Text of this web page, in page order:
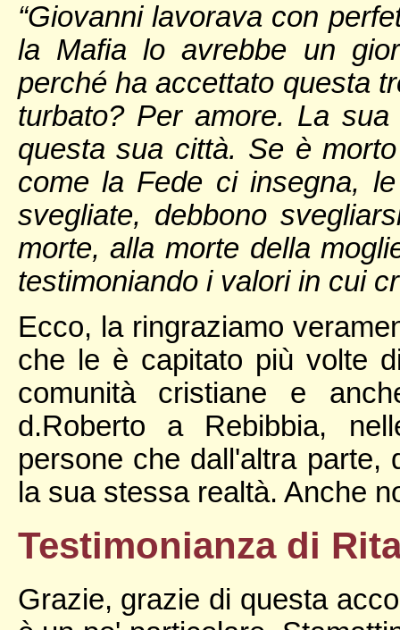
“Giovanni lavorava con
la Mafia lo avrebbe un
perché ha accettato questa
turbato? Per amore. La
questa sua città. Se è
come la Fede ci insegna,
svegliate, debbono
morte, alla morte della
testimoniando i valori in cui
Ecco, la ringraziamo
che le è capitato più volte
comunità cristiane e
d.Roberto a Rebibbia,
persone che dall'altra parte,
la sua stessa realtà. Anche
Testimonianza di
Grazie, grazie di questa